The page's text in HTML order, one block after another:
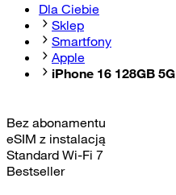
Dla Ciebie
Sklep
Smartfony
Apple
iPhone 16 128GB 5G
Bez abonamentu
eSIM z instalacją
Standard Wi-Fi 7
Bestseller